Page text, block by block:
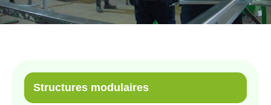
Structures modulaires